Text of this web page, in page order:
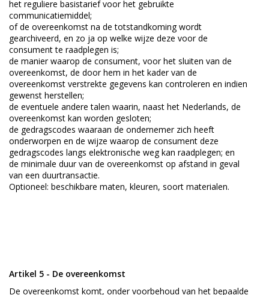
het reguliere basistarief voor het gebruikte
communicatiemiddel;
of de overeenkomst na de totstandkoming wordt
gearchiveerd, en zo ja op welke wijze deze voor de
consument te raadplegen is;
de manier waarop de consument, voor het sluiten van de
overeenkomst, de door hem in het kader van de
overeenkomst verstrekte gegevens kan controleren en indien
gewenst herstellen;
de eventuele andere talen waarin, naast het Nederlands, de
overeenkomst kan worden gesloten;
de gedragscodes waaraan de ondernemer zich heeft
onderworpen en de wijze waarop de consument deze
gedragscodes langs elektronische weg kan raadplegen; en
de minimale duur van de overeenkomst op afstand in geval
van een duurtransactie.
Optioneel: beschikbare maten, kleuren, soort materialen.
Artikel 5 - De overeenkomst
De overeenkomst komt, onder voorbehoud van het bepaalde